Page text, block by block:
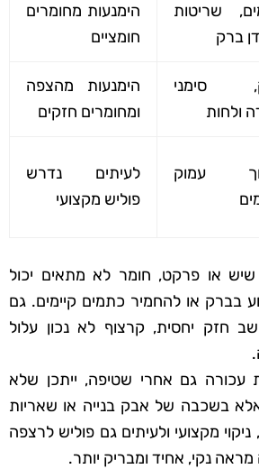
שריטות
ברק
הימנעות מחומרים
חומציים
סימני
ולחות
הימנעות מהצפה
ומחומרים חזקים
עמוק
לעיתים נדרש
פוליש מקצועי
שיש או פרקט, חומר לא מתאים יכול
בברק או להחמיר כתמים קיימים. גם
חזק יחסית, קרצוף לא נכון עלול
גם אחרי שטיפה, ייתכן שלא
בשכבה של אבק בנייה או שאריות
מקצועי ולעיתים גם פוליש לרצפה
מראה נקי, אחיד ומבריק יותר.